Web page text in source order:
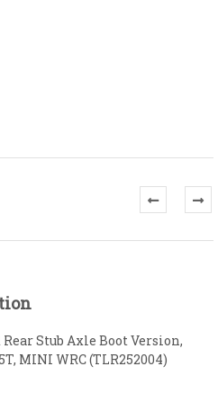
Stub Axle Boot Version,
MINI WRC (TLR252004)